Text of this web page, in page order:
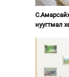
нуугтмал